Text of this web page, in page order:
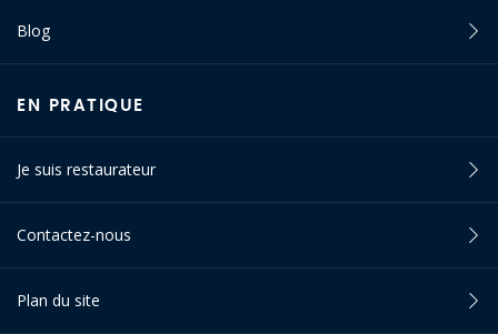
Blog
EN PRATIQUE
Je suis restaurateur
Contactez-nous
Plan du site